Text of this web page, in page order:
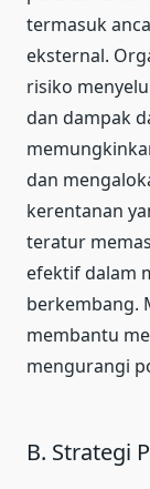
termasuk
eksternal.
risiko
dan dampak
dan
kerentanan
teratur
efektif dalam
berkembang.
membantu
mengurangi
B. Strategi